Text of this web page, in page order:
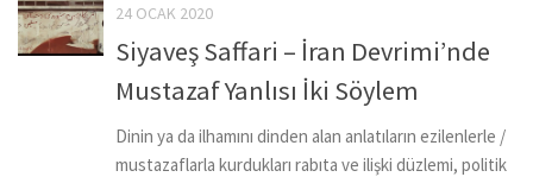
24 OCAK 2020
Siyaveş Saffari – İran Devrimi’nde
Mustazaf Yanlısı İki Söylem
Dinin ya da ilhamını dinden alan anlatıların ezilenlerle /
mustazaflarla kurdukları rabıta ve ilişki düzlemi, politik